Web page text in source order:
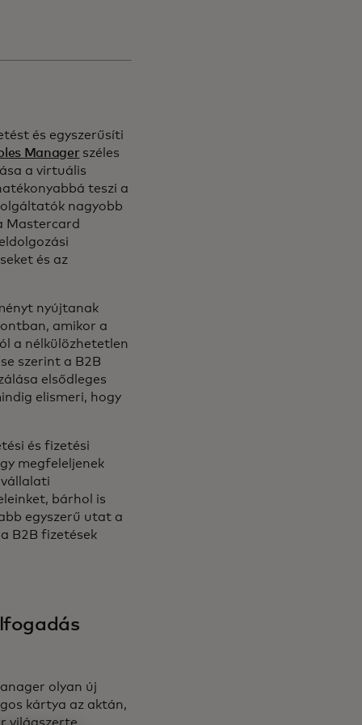
és egyszerűsíti
Managerszéles
a virtuális
teszi a
nagyobb
Mastercard
és az
nyújtanak
amikor a
a nélkülözhetetlen
szerint a B2B
elsődleges
elismeri, hogy
és fizetési
megfeleljenek
bárhol is
egyszerű utat a
B2B fizetések
olyan új
kártya az aktán,